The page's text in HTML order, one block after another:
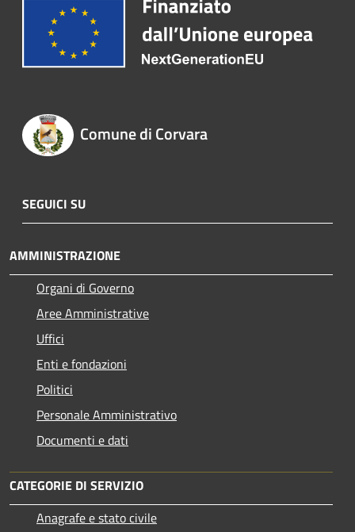
Comune di Corvara
SEGUICI SU
AMMINISTRAZIONE
Organi di Governo
Aree Amministrative
Uffici
Enti e fondazioni
Politici
Personale Amministrativo
Documenti e dati
CATEGORIE DI SERVIZIO
Anagrafe e stato civile